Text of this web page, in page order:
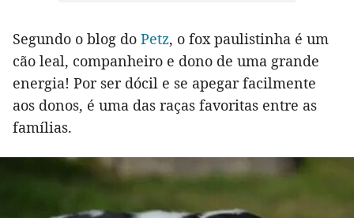
Segundo o blog do Petz, o fox paulistinha é um
cão leal, companheiro e dono de uma grande
energia! Por ser dócil e se apegar facilmente
aos donos, é uma das raças favoritas entre as
famílias.